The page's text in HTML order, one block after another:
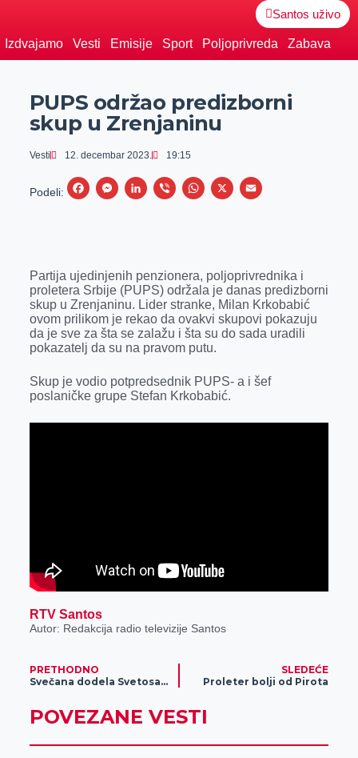
Santos uživo
Izdvajamo Vesti Emisije Sport Poljoprivreda Zabava
PUPS održao predizborni
skup u Zrenjaninu
Vesti 12. decembar 2023. 19:15
Podeli:
F
b
o
o
k
M
e
n
g
e
L
e
d
I
n
V
r
W
s
A
p
p
X
E
l
Partija ujedinjenih penzionera, poljoprivrednika i
proletera Srbije (PUPS) održala je danas predizborni
skup u Zrenjaninu. Lider stranke, Milan Krkobabić
ovom prilikom je rekao da ovakvi skupovi pokazuju
da je sve za šta se zalažu i šta su do sada uradili
pokazatelj da su na pravom putu.
Skup je vodio potpredsednik PUPS- a i šef
poslaničke grupe Stefan Krkobabić.
RTV Santos
Autor: Redakcija radio televizije Santos
PRETHODNO
Svečana dodela Svetosavskih stipendija za školsku 2023/2024. godinu
SLEDEĆE
Proleter bolji od Pirota
POVEZANE VESTI